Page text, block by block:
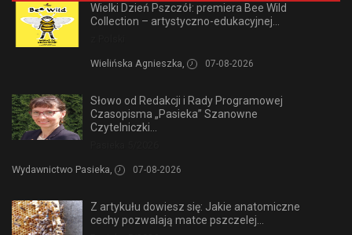
Wielki Dzień Pszczół: premiera Bee Wild
Collection – artystyczno-edukacyjnej...
Wielińska Agnieszka, 07-08-2026
Słowo od Redakcji i Rady Programowej
Czasopisma „Pasieka” Szanowne
Czytelniczki...
Wydawnictwo Pasieka, 07-08-2026
Z artykułu dowiesz się: Jakie anatomiczne
cechy pozwalają matce pszczelej...